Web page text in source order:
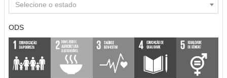
Selecione o estado
ODS